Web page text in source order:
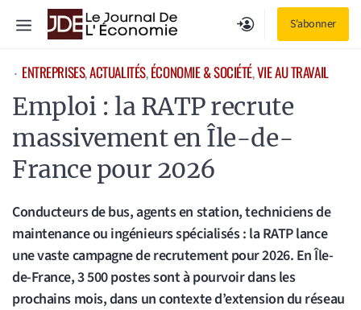
S'abonner
Menu
⋅ ENTREPRISES, ACTUALITÉS, ÉCONOMIE & SOCIÉTÉ, VIE AU TRAVAIL
Emploi : la RATP recrute
massivement en Île-de-
France pour 2026
Conducteurs de bus, agents en station, techniciens de
maintenance ou ingénieurs spécialisés : la RATP lance
une vaste campagne de recrutement pour 2026. En Île-
de-France, 3 500 postes sont à pourvoir dans les
prochains mois, dans un contexte d’extension du réseau